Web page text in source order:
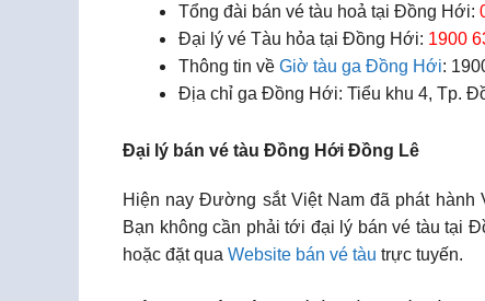
Tổng đài bán vé tàu hoả tại Đồng Hới:
Đại lý vé Tàu hỏa tại Đồng Hới: 1900
Thông tin về Giờ tàu ga Đồng Hới:
Địa chỉ ga Đồng Hới: Tiểu khu 4, Tp.
Đại lý bán vé tàu Đồng Hới Đồng Lê
Hiện nay Đường sắt Việt Nam đã phát hành
Bạn không cần phải tới đại lý bán vé tàu tại
hoặc đặt qua Website bán vé tàu trực tuyến.